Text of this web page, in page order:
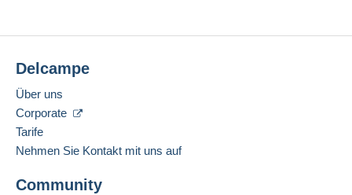
Delcampe
Über uns
Corporate
Tarife
Nehmen Sie Kontakt mit uns auf
Community